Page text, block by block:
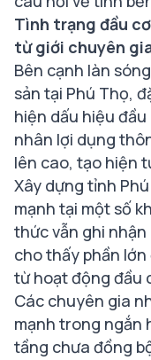
Tình trạng đầu
từ giới chuyên
Bên cạnh làn
sản tại Phú Thọ,
hiện dấu hiệu
nhân lợi dụng
lên cao, tạo hiện
Xây dựng tỉnh
mạnh tại một số
thức vẫn ghi
cho thấy phần
từ hoạt động đầu
Các chuyên gia
mạnh trong ngắn
tầng chưa đồng